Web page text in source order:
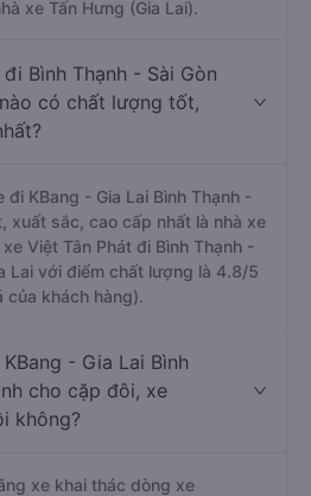
xe Tấn Hưng (Gia Lai).
Bình Thạnh - Sài Gòn
có chất lượng tốt,
KBang - Gia Lai Bình Thạnh -
xuất sắc, cao cấp nhất là nhà xe
Việt Tân Phát đi Bình Thạnh -
Lai với điểm chất lượng là 4.8/5
của khách hàng).
- Gia Lai Bình
cho cặp đôi, xe
không?
xe khai thác dòng xe